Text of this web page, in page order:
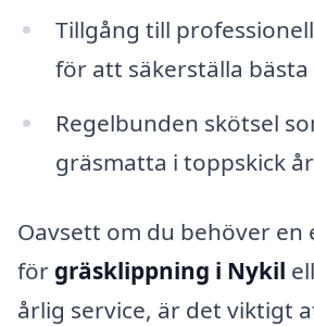
Tillgång till
för att säkerställa
Regelbunden skötsel
gräsmatta i toppskick
Oavsett om du behöver en
för gräsklippning i Nykil
årlig service, är det viktigt